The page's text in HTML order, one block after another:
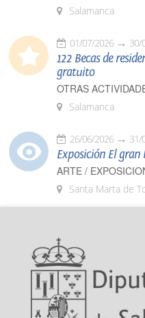
Salamanca
01/07/2026 30/
122 Becas de
gratuito
OTRAS
Salamanca
26/06/2026 31/
Exposición El gran
ARTE /
Santa Marta de